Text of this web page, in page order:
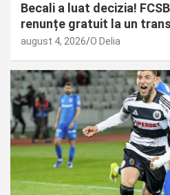
Becali a luat decizia!
renunțe gratuit la un
august 4, 2026 O Delia